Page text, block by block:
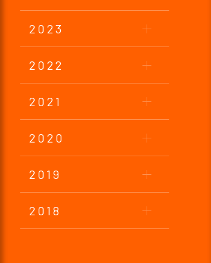
2023
2022
2021
2020
2019
2018